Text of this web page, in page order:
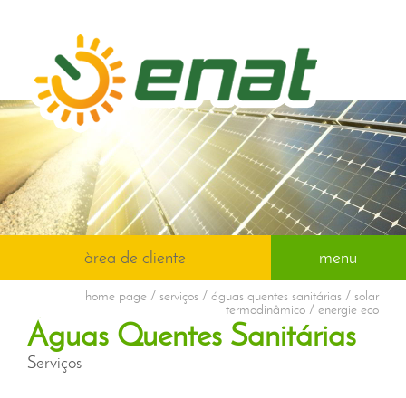
àrea de cliente menu
home page / serviços / águas quentes sanitárias / solar
termodinâmico / energie eco
Águas Quentes Sanitárias
Serviços